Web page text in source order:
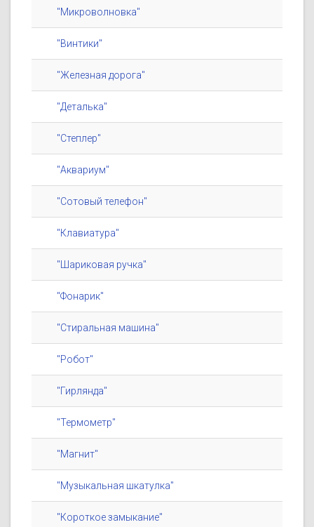
"Микроволновка"
"Винтики"
"Железная дорога"
"Деталька"
"Степлер"
"Аквариум"
"Сотовый телефон"
"Клавиатура"
"Шариковая ручка"
"Фонарик"
"Стиральная машина"
"Робот"
"Гирлянда"
"Термометр"
"Магнит"
"Музыкальная шкатулка"
"Короткое замыкание"